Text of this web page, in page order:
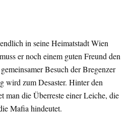
in seine Heimatstadt Wien
er noch einem guten Freund den
Besuch der Bregenzer
wird zum Desaster. Hinter den
man die Überreste einer Leiche, die
Mafia hindeutet.